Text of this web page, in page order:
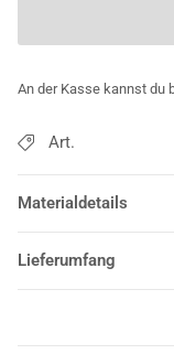
An der Kasse kannst du
Art.
Materialdetails
Lieferumfang